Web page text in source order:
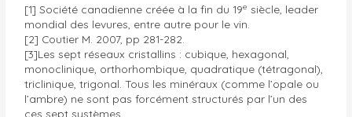
[1] Société canadienne créée à la fin du 19e siècle, leader
mondial des levures, entre autre pour le vin.
[2] Coutier M. 2007, pp 281-282.
[3]Les sept réseaux cristallins : cubique, hexagonal,
monoclinique, orthorhombique, quadratique (tétragonal),
triclinique, trigonal. Tous les minéraux (comme l’opale ou
l’ambre) ne sont pas forcément structurés par l’un des
ces sept systèmes.